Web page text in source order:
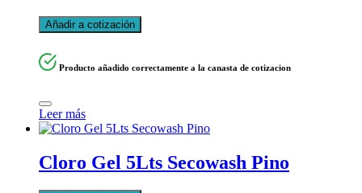
Añadir a cotización
Producto añadido correctamente a la canasta de cotizacion
Leer más
Cloro Gel 5Lts Secowash Pino